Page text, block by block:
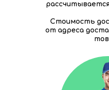
Стоимость
от адреса